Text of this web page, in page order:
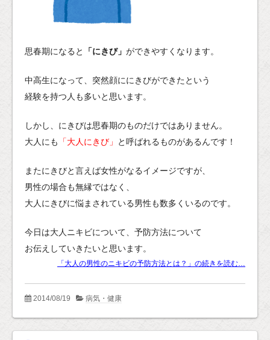
思春期になると 「にきび」 ができやすくなります。
中高生になって、突然顔ににきびができたという
経験を持つ人も多いと思います。
しかし、にきびは思春期のものだけではありません。
大人にも
「大人にきび」 と呼ばれるものがあるんです！
またにきびと言えば女性がなるイメージですが、
男性の場合も無縁ではなく、
大人にきびに悩まされている男性も数多くいるのです。
今日は大人ニキビについて、予防方法について
お伝えしていきたいと思います。
「大人の男性のニキビの予防方法とは？」の続きを読む…
2014/08/19 病気・健康